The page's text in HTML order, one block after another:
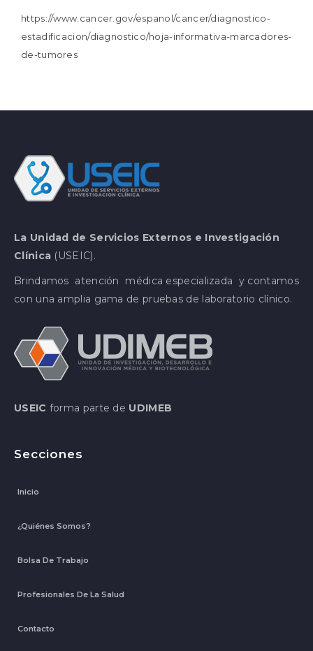
https://www.cancer.gov/espanol/cancer/diagnostico-
estadificacion/diagnostico/hoja-informativa-marcadores-
de-tumores
La Unidad de Servicios Externos e Investigación
Clínica (USEIC).
Brindamos atención médica especializada y contamos
con una amplia gama de pruebas de laboratorio clínico.
USEIC forma parte de UDIMEB
Secciones
Inicio
¿Quiénes Somos?
Bolsa De Trabajo
Profesionales De La Salud
Contacto